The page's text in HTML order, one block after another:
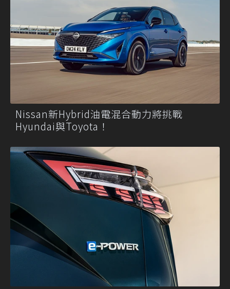
Nissan新Hybrid油電混合動力將挑戰
Hyundai與Toyota！